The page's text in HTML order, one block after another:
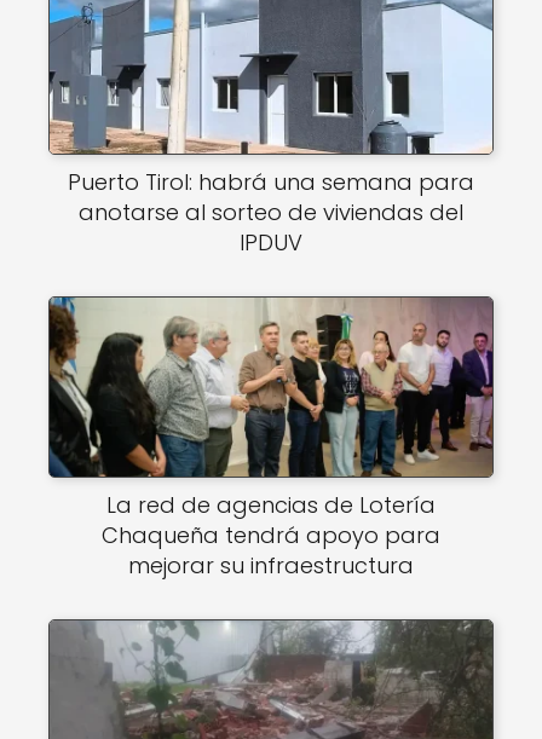
Puerto Tirol: habrá una semana para
anotarse al sorteo de viviendas del
IPDUV
La red de agencias de Lotería
Chaqueña tendrá apoyo para
mejorar su infraestructura